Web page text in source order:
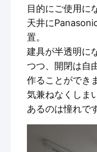
目的にご使用に
天井に
置。
建具が半透明に
つつ、開閉は自
作ることができ
気兼ねなくしま
あるのは憧れで